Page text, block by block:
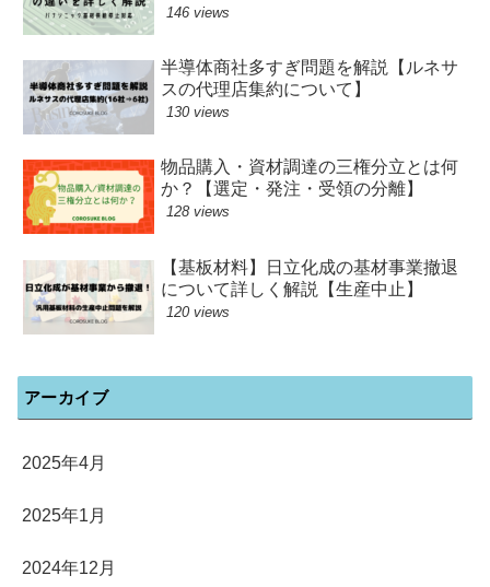
146 views
半導体商社多すぎ問題を解説【ルネサ
スの代理店集約について】
130 views
物品購入・資材調達の三権分立とは何
か？【選定・発注・受領の分離】
128 views
【基板材料】日立化成の基材事業撤退
について詳しく解説【生産中止】
120 views
アーカイブ
2025年4月
2025年1月
2024年12月